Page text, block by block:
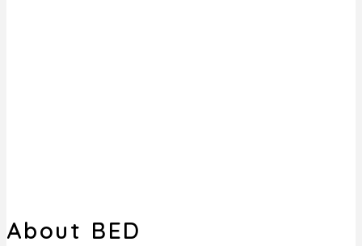
About BED